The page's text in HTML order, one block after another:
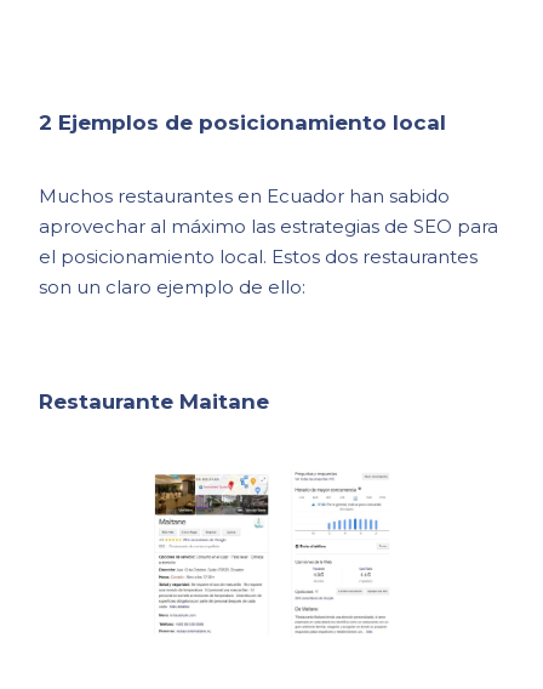
2 Ejemplos de posicionamiento local
Muchos restaurantes en Ecuador han sabido
aprovechar al máximo las estrategias de SEO para
el posicionamiento local. Estos dos restaurantes
son un claro ejemplo de ello:
Restaurante Maitane